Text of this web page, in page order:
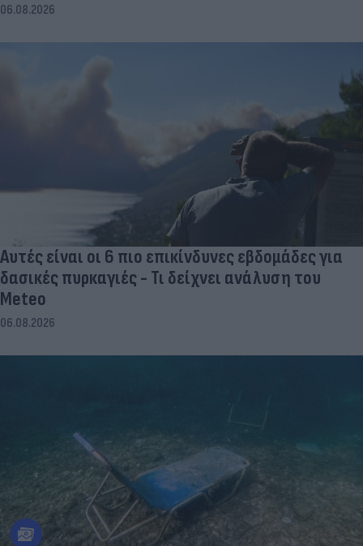
06.08.2026
Αυτές είναι οι 6 πιο επικίνδυνες εβδομάδες για
δασικές πυρκαγιές - Τι δείχνει ανάλυση του
Meteo
06.08.2026